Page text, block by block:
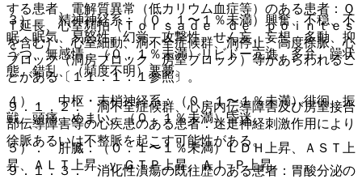
する患者、電解質異常（低カリウム血症等）のある患者：Ｑ
Ｔ延長、心室頻拍（Ｔｏｒｓａｄｅ ｄｅ ｐｏｉｎｔｅｓ
を含む）、心室細動、洞不全症候群、洞停止、高度徐脈、心
ブロック（洞房ブロック、房室ブロック）等があらわれるこ
とがある〔１１．１．１参照〕。
９．１．２． 洞不全症候群、心房内伝導障害及び房室接合
部伝導障害等の心疾患のある患者：迷走神経刺激作用により
徐脈あるいは不整脈を起こす可能性がある。
９．１．３． 消化性潰瘍の既往歴のある患者：胃酸分泌の
３）． 精神神経系：（０．１〜１％未満）興奮、不穏、不
眠、眠気、易怒性、幻覚、攻撃性、せん妄、妄想、多動、抑
うつ、無感情、（０．１％未満）リビドー亢進、多弁、躁状
態、錯乱、（頻度不明）悪夢。
４）． 中枢・末梢神経系：（０．１〜１％未満）徘徊、振
戦、頭痛、めまい、（０．１％未満）昏迷。
５）． 肝臓：（０．１〜１％未満）ＬＤＨ上昇、ＡＳＴ上
昇、ＡＬＴ上昇、γ−ＧＴＰ上昇、Ａｌ−Ｐ上昇。